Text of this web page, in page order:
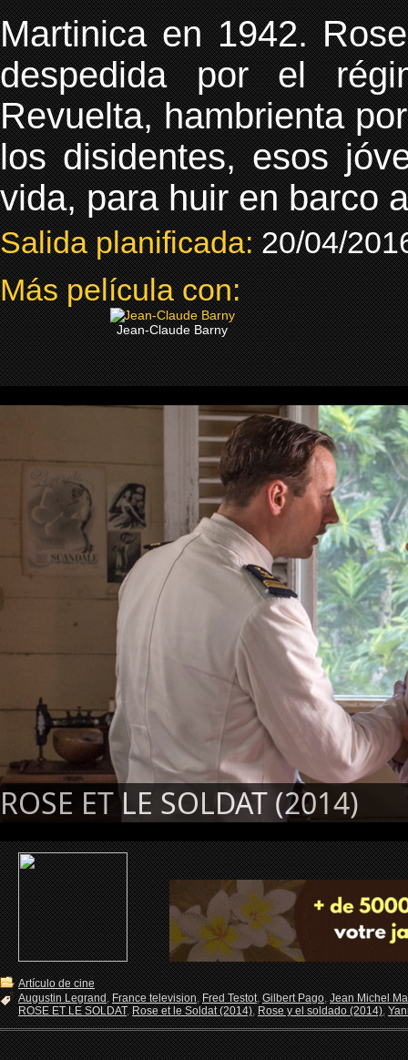
Martinica en 1942.
despedida por el
Revuelta, hambrienta
los disidentes, esos
vida, para huir en barco
Salida planificada:20/04/
Más película con:
Jean-Claude Barny
ROSE ET LE SOLDAT (2014)
Artículo de cine
Augustin Legrand,France television,Fred Testot,Gilbert Pago,Jean Michel
ROSE ET LE SOLDAT,Rose et le Soldat (2014),Rose y el soldado (2014),